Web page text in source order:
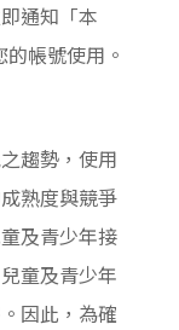
通知「本
帳號使用。
趨勢，使用
熟度與競爭
及青少年接
童及青少年
因此，為確